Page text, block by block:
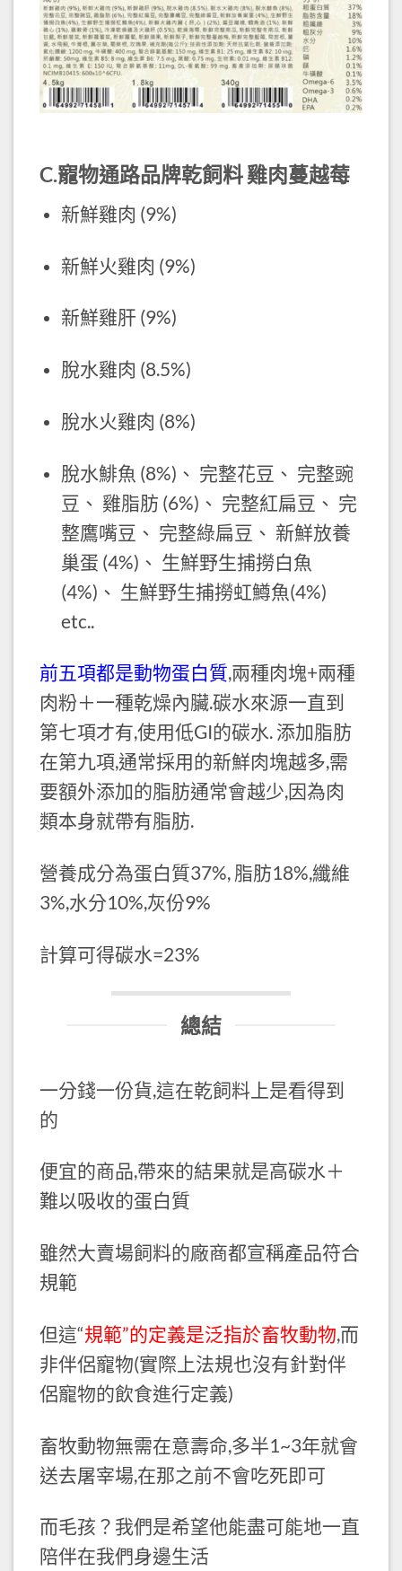
C.寵物通路品牌乾飼料 雞肉蔓越莓
新鮮雞肉 (9%)
新鮮火雞肉 (9%)
新鮮雞肝 (9%)
脫水雞肉 (8.5%)
脫水火雞肉 (8%)
脫水鯡魚 (8%)、 完整花豆、 完整豌
豆、 雞脂肪 (6%)、 完整紅扁豆、 完
整鷹嘴豆、 完整綠扁豆、 新鮮放養
巢蛋 (4%)、 生鮮野生捕撈白魚
(4%)、 生鮮野生捕撈虹鱒魚(4%)
etc..
前五項都是動物蛋白質,兩種肉塊+兩種
肉粉＋一種乾燥內臟.碳水來源一直到
第七項才有,使用低GI的碳水. 添加脂肪
在第九項,通常採用的新鮮肉塊越多,需
要額外添加的脂肪通常會越少,因為肉
類本身就帶有脂肪.
營養成分為蛋白質37%, 脂肪18%,纖維
3%,水分10%,灰份9%
計算可得碳水=23%
總結
一分錢一份貨,這在乾飼料上是看得到
的
便宜的商品,帶來的結果就是高碳水＋
難以吸收的蛋白質
雖然大賣場飼料的廠商都宣稱產品符合
規範
但這“規範”的定義是泛指於畜牧動物,而
非伴侶寵物(實際上法規也沒有針對伴
侶寵物的飲食進行定義)
畜牧動物無需在意壽命,多半1~3年就會
送去屠宰場,在那之前不會吃死即可
而毛孩？我們是希望他能盡可能地一直
陪伴在我們身邊生活